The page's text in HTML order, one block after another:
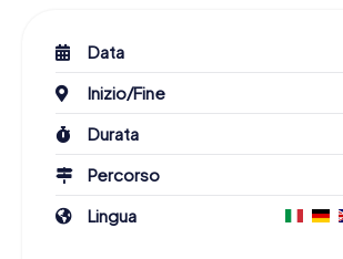
Data
Inizio/Fine
Durata
Percorso
Lingua